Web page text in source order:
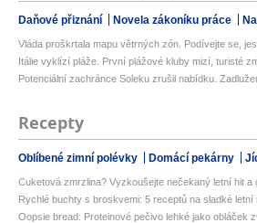
Daňové přiznání Novela zákoníku práce
Vláda proškrtala mapu větrných zón. Podívejte se,
Itálie vyklízí pláže. První plážové kluby mizí, turisté
Potenciální zachránce Soleku zrušil nabídku.
Recepty
Oblíbené zimní polévky Domácí pekárny
Cuketová zmrzlina? Vyzkoušejte nečekaný letní hit a
Rychlé buchty s broskvemi: 5 receptů na sladké letní
Oopsie bread: Proteinové pečivo lehké jako obláček